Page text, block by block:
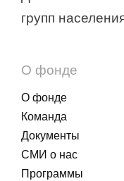
групп
О фонде
О фонде
Команда
Документы
СМИ о нас
Программы